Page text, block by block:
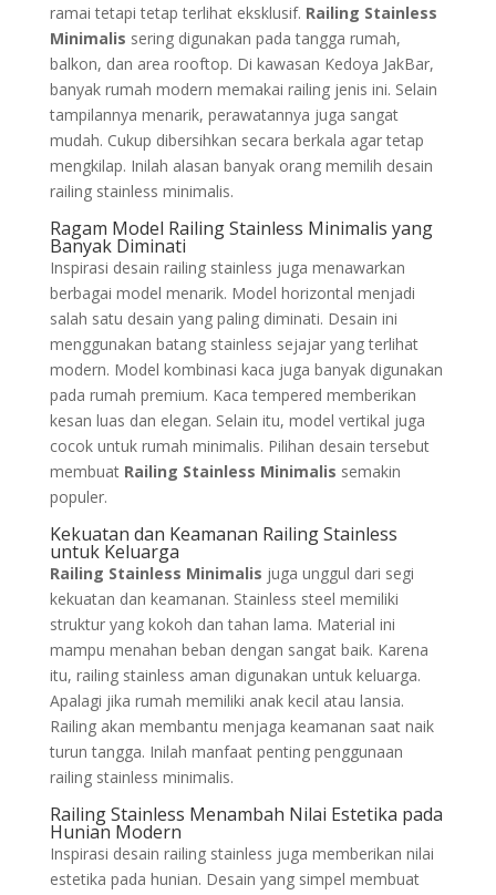
ramai tetapi tetap terlihat eksklusif. Railing Stainless
Minimalis sering digunakan pada tangga rumah,
balkon, dan area rooftop. Di kawasan Kedoya JakBar,
banyak rumah modern memakai railing jenis ini. Selain
tampilannya menarik, perawatannya juga sangat
mudah. Cukup dibersihkan secara berkala agar tetap
mengkilap. Inilah alasan banyak orang memilih desain
railing stainless minimalis.
Ragam Model Railing Stainless Minimalis yang
Banyak Diminati
Inspirasi desain railing stainless juga menawarkan
berbagai model menarik. Model horizontal menjadi
salah satu desain yang paling diminati. Desain ini
menggunakan batang stainless sejajar yang terlihat
modern. Model kombinasi kaca juga banyak digunakan
pada rumah premium. Kaca tempered memberikan
kesan luas dan elegan. Selain itu, model vertikal juga
cocok untuk rumah minimalis. Pilihan desain tersebut
membuat Railing Stainless Minimalis semakin
populer.
Kekuatan dan Keamanan Railing Stainless
untuk Keluarga
Railing Stainless Minimalis juga unggul dari segi
kekuatan dan keamanan. Stainless steel memiliki
struktur yang kokoh dan tahan lama. Material ini
mampu menahan beban dengan sangat baik. Karena
itu, railing stainless aman digunakan untuk keluarga.
Apalagi jika rumah memiliki anak kecil atau lansia.
Railing akan membantu menjaga keamanan saat naik
turun tangga. Inilah manfaat penting penggunaan
railing stainless minimalis.
Railing Stainless Menambah Nilai Estetika pada
Hunian Modern
Inspirasi desain railing stainless juga memberikan nilai
estetika pada hunian. Desain yang simpel membuat